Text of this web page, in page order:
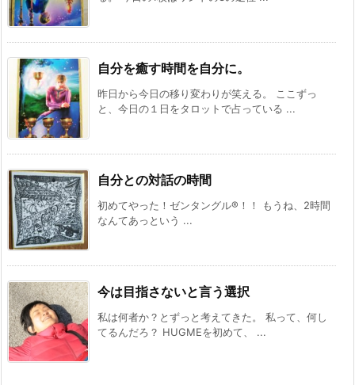
自分を癒す時間を自分に。
昨日から今日の移り変わりが笑える。 ここずっ
と、今日の１日をタロットで占っている ...
自分との対話の時間
初めてやった！ゼンタングル®️！！ もうね、2時間
なんてあっという ...
今は目指さないと言う選択
私は何者か？とずっと考えてきた。 私って、何し
てるんだろ？ HUGMEを初めて、 ...